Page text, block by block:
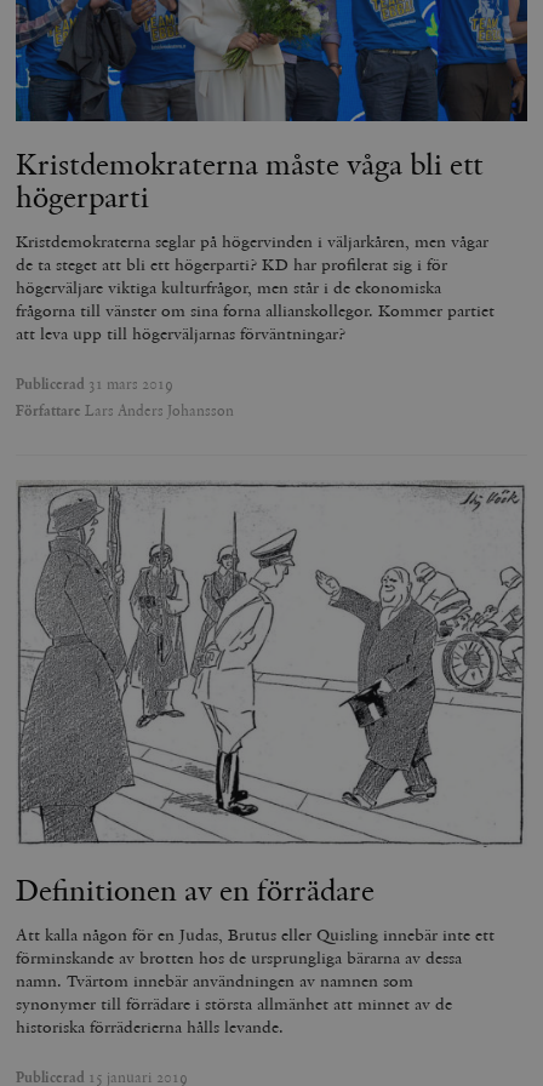
Kristdemokraterna måste våga bli ett
högerparti
Kristdemokraterna seglar på högervinden i väljarkåren, men vågar
de ta steget att bli ett högerparti? KD har profilerat sig i för
högerväljare viktiga kulturfrågor, men står i de ekonomiska
frågorna till vänster om sina forna allianskollegor. Kommer partiet
att leva upp till högerväljarnas förväntningar?
Publicerad 31 mars 2019
Författare Lars Anders Johansson
Definitionen av en förrädare
Att kalla någon för en Judas, Brutus eller Quisling innebär inte ett
förminskande av brotten hos de ursprungliga bärarna av dessa
namn. Tvärtom innebär användningen av namnen som
synonymer till förrädare i största allmänhet att minnet av de
historiska förräderierna hålls levande.
Publicerad 15 januari 2019
timbro.se
wp_woocommerce_session_[abcdef0123456789]
{32}
timbro.se
__cf_bm
Cloudflare
Inc.
_hjAbsoluteSessionInProgress
__cf_bm
Cloudflare
Inc.
.vimeo.com
Namn
Leverantör